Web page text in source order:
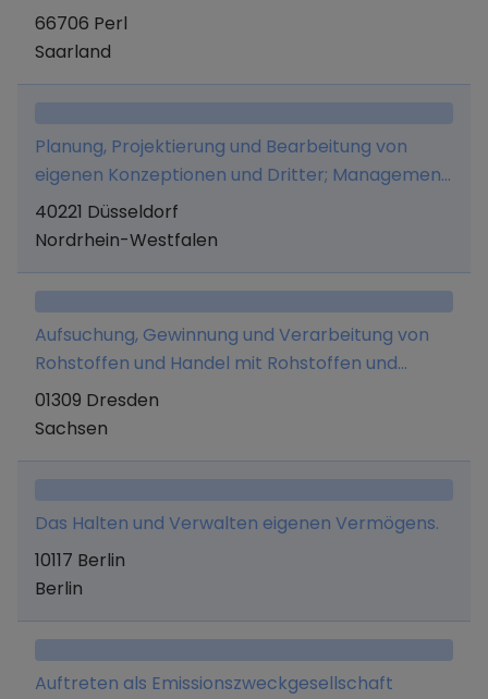
Verwaltung eigenen Vermögens, Marketing und
Managementaufgaben.
66706 Perl
Saarland
Planung, Projektierung und Bearbeitung von
eigenen Konzeptionen und Dritter; Management
und Beratungsdienstleistungen, sowie das Halten
und Veräußern von Beteiligungen aller Art.
40221 Düsseldorf
Nordrhein-Westfalen
Aufsuchung, Gewinnung und Verarbeitung von
Rohstoffen und Handel mit Rohstoffen und
daraus entstehenden Erzeugnissen sowie
Edelmetallhandel; Erwerb, Halten und Verwalten
Grundstücken und Immobilien sowie deren
Vermietung; Erbringung von Dienstleistungen, die
direkt oder indirekt mit dem Kauf, Verkauf oder
Beteiligung von Rechtsträgern im
Wirtschaftsleben zusammenhängen.
01309 Dresden
Sachsen
Das Halten und Verwalten eigenen Vermögens.
10117 Berlin
Berlin
Auftreten als Emissionszweckgesellschaft